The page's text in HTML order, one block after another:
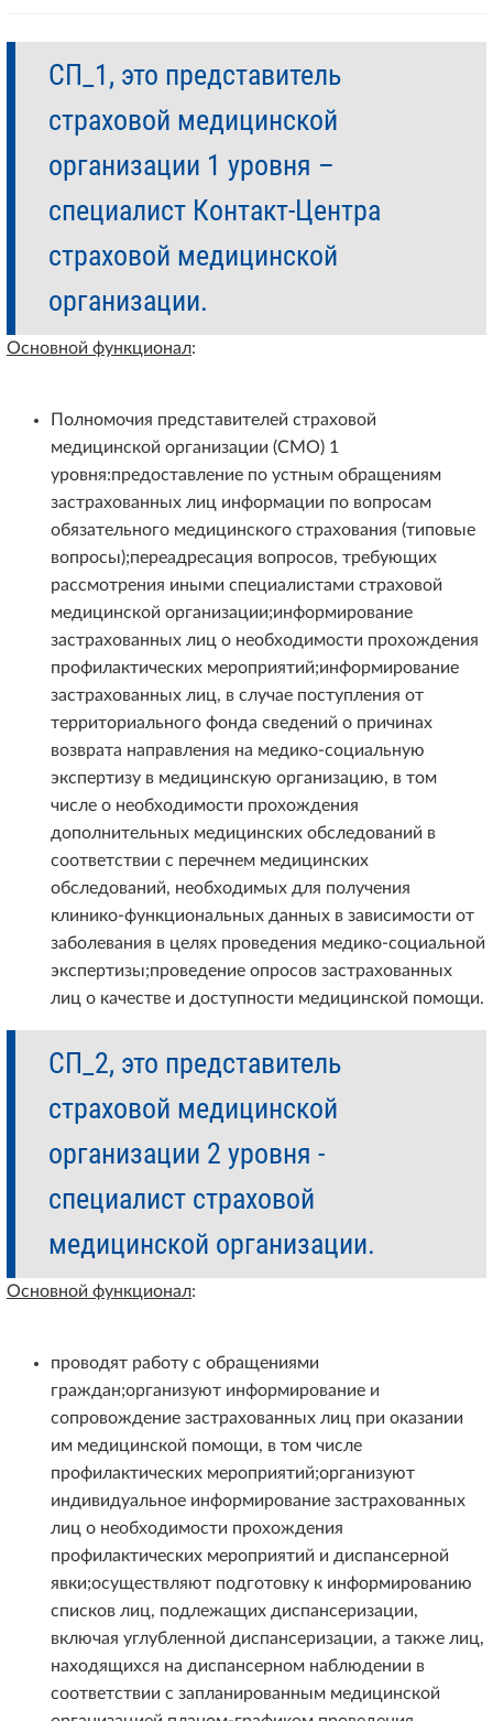
СП_1, это представитель
страховой медицинской
организации 1 уровня –
специалист Контакт-Центра
страховой медицинской
организации.
Основной функционал:
Полномочия представителей страховой
медицинской организации (СМО) 1
уровня:предоставление по устным обращениям
застрахованных лиц информации по вопросам
обязательного медицинского страхования (типовые
вопросы);переадресация вопросов, требующих
рассмотрения иными специалистами страховой
медицинской организации;информирование
застрахованных лиц о необходимости прохождения
профилактических мероприятий;информирование
застрахованных лиц, в случае поступления от
территориального фонда сведений о причинах
возврата направления на медико-социальную
экспертизу в медицинскую организацию, в том
числе о необходимости прохождения
дополнительных медицинских обследований в
соответствии с перечнем медицинских
обследований, необходимых для получения
клинико-функциональных данных в зависимости от
заболевания в целях проведения медико-социальной
экспертизы;проведение опросов застрахованных
лиц о качестве и доступности медицинской помощи.
СП_2, это представитель
страховой медицинской
организации 2 уровня -
специалист страховой
медицинской организации.
Основной функционал:
проводят работу с обращениями
граждан;организуют информирование и
сопровождение застрахованных лиц при оказании
им медицинской помощи, в том числе
профилактических мероприятий;организуют
индивидуальное информирование застрахованных
лиц о необходимости прохождения
профилактических мероприятий и диспансерной
явки;осуществляют подготовку к информированию
списков лиц, подлежащих диспансеризации,
включая углубленной диспансеризации, а также лиц,
находящихся на диспансерном наблюдении в
соответствии с запланированным медицинской